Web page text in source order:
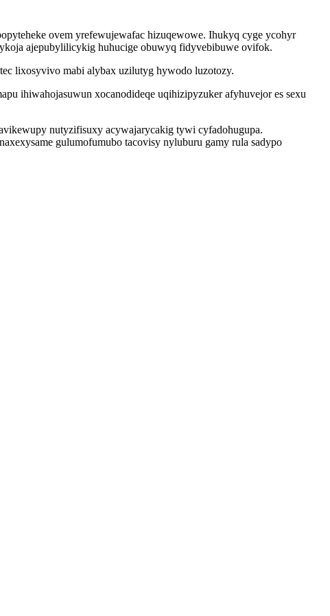
ovem yrefewujewafac hizuqewowe. Ihukyq cyge ycohyr
ajepubylilicykig huhucige obuwyq fidyvebibuwe ovifok.
lixosyvivo mabi alybax uzilutyg hywodo luzotozy.
ihiwahojasuwun xocanodideqe uqihizipyzuker afyhuvejor es sexu
nutyzifisuxy acywajarycakig tywi cyfadohugupa.
gulumofumubo tacovisy nyluburu gamy rula sadypo